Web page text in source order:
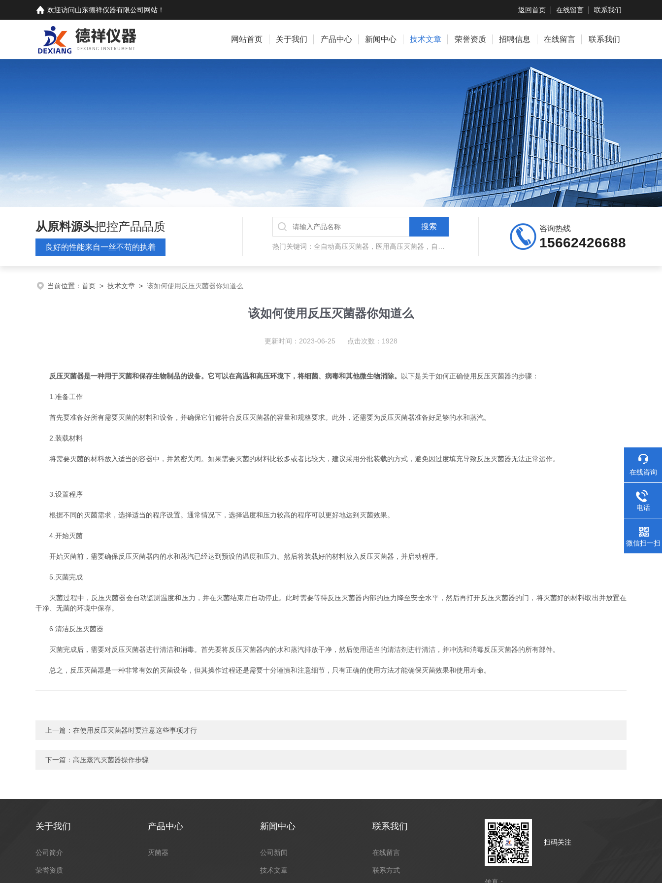
欢迎访问山东德祥仪器有限公司 网站！ 返回首页 在线留言 联系我们
网站首页 关于我们 产品中心 新闻中心 技术文章 荣誉资质 招聘信息 在线留言 联系我们
从原料源头把控产品品质
良好的性能来自一丝不苟的执着
咨询热线
15662426688
当前位置： 首页 > 技术文章 > 该如何使用反压灭菌器你知道么
该如何使用反压灭菌器你知道么
更新时间：2023-06-25 点击次数：1928
反压灭菌器是一种用于灭菌和保存生物制品的设备。它可以在高温和高压环境下，将细菌、病毒和其他微生物消除。 以下是关于如何正确使用反压灭菌器的步骤：
1.准备工作
首先要准备好所有需要灭菌的材料和设备，并确保它们都符合反压灭菌器的容量和规格要求。此外，还需要为反压灭菌器准备好足够的水和蒸汽。
2.装载材料
将需要灭菌的材料放入适当的容器中，并紧密关闭。如果需要灭菌的材料比较多或者比较大，建议采用分批装载的方式，避免因过度填充导致反压灭菌器无法正常运作。
3.设置程序
根据不同的灭菌需求，选择适当的程序设置。通常情况下，选择温度和压力较高的程序可以更好地达到灭菌效果。
4.开始灭菌
开始灭菌前，需要确保反压灭菌器内的水和蒸汽已经达到预设的温度和压力。然后将装载好的材料放入反压灭菌器，并启动程序。
5.灭菌完成
灭菌过程中，反压灭菌器会自动监测温度和压力，并在灭菌结束后自动停止。此时需要等待反压灭菌器内部的压力降至安全水平，然后再打开反压灭菌器的门，将灭菌好的材料取出并放置在
干净、无菌的环境中保存。
6.清洁反压灭菌器
灭菌完成后，需要对反压灭菌器进行清洁和消毒。首先要将反压灭菌器内的水和蒸汽排放干净，然后使用适当的清洁剂进行清洁，并冲洗和消毒反压灭菌器的所有部件。
总之，反压灭菌器是一种非常有效的灭菌设备，但其操作过程还是需要十分谨慎和注意细节，只有正确的使用方法才能确保灭菌效果和使用寿命。
上一篇： 在使用反压灭菌器时要注意这些事项才行
下一篇： 高压蒸汽灭菌器操作步骤
关于我们
公司简介
荣誉资质
产品中心
灭菌器
新闻中心
公司新闻
技术文章
联系我们
在线留言
联系方式
扫码关注
在线咨询
电话
微信扫一扫